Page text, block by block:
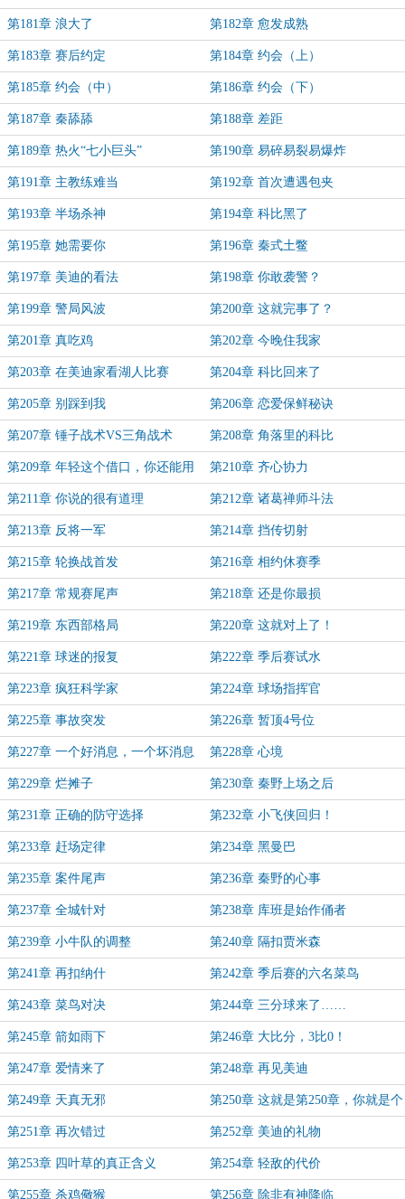
第181章 浪大了 第182章 愈发成熟
第183章 赛后约定 第184章 约会（上）
第185章 约会（中） 第186章 约会（下）
第187章 秦舔舔 第188章 差距
第189章 热火“七小巨头” 第190章 易碎易裂易爆炸
第191章 主教练难当 第192章 首次遭遇包夹
第193章 半场杀神 第194章 科比黑了
第195章 她需要你 第196章 秦式土鳖
第197章 美迪的看法 第198章 你敢袭警？
第199章 警局风波 第200章 这就完事了？
第201章 真吃鸡 第202章 今晚住我家
第203章 在美迪家看湖人比赛 第204章 科比回来了
第205章 别踩到我 第206章 恋爱保鲜秘诀
第207章 锤子战术VS三角战术 第208章 角落里的科比
第209章 年轻这个借口，你还能用
多久？
第210章 齐心协力
第211章 你说的很有道理 第212章 诸葛禅师斗法
第213章 反将一军 第214章 挡传切射
第215章 轮换战首发 第216章 相约休赛季
第217章 常规赛尾声 第218章 还是你最损
第219章 东西部格局 第220章 这就对上了！
第221章 球迷的报复 第222章 季后赛试水
第223章 疯狂科学家 第224章 球场指挥官
第225章 事故突发 第226章 暂顶4号位
第227章 一个好消息，一个坏消息 第228章 心境
第229章 烂摊子 第230章 秦野上场之后
第231章 正确的防守选择 第232章 小飞侠回归！
第233章 赶场定律 第234章 黑曼巴
第235章 案件尾声 第236章 秦野的心事
第237章 全城针对 第238章 库班是始作俑者
第239章 小牛队的调整 第240章 隔扣贾米森
第241章 再扣纳什 第242章 季后赛的六名菜鸟
第243章 菜鸟对决 第244章 三分球来了……
第245章 箭如雨下 第246章 大比分，3比0！
第247章 爱情来了 第248章 再见美迪
第249章 天真无邪 第250章 这就是第250章，你就是个
250
第251章 再次错过 第252章 美迪的礼物
第253章 四叶草的真正含义 第254章 轻敌的代价
第255章 杀鸡儆猴 第256章 除非有神降临